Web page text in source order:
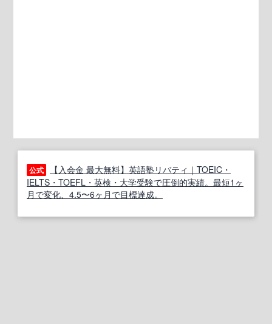
公式
【入会金 最大無料】英語塾リバティ｜TOEIC・
IELTS・TOEFL・英検・大学受験で圧倒的実績。最短1ヶ
月で変化、4.5〜6ヶ月で目標達成。